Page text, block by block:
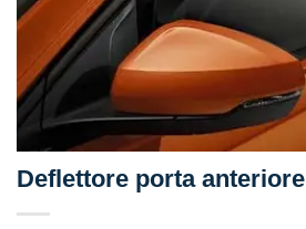
Deflettore porta anteriore